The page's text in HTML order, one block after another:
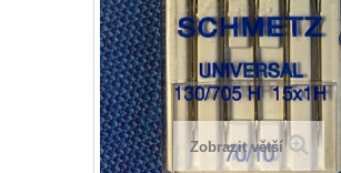
Zobrazit větší